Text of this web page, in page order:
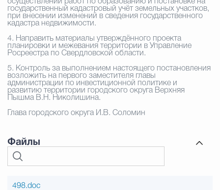
осуществлении работ по образованию и постановке на
государственный кадастровый учёт земельных участков,
при внесении изменений в сведения государственного
кадастра недвижимости.
4. Направить материалы утверждённого проекта
планировки и межевания территории в Управление
Росреестра по Свердловской области.
5. Контроль за выполнением настоящего постановления
возложить на первого заместителя главы
администрации по инвестиционной политике и
развитию территории городского округа Верхняя
Пышма В.Н. Николишина.
Глава городского округа И.В. Соломин
Файлы
498.doc